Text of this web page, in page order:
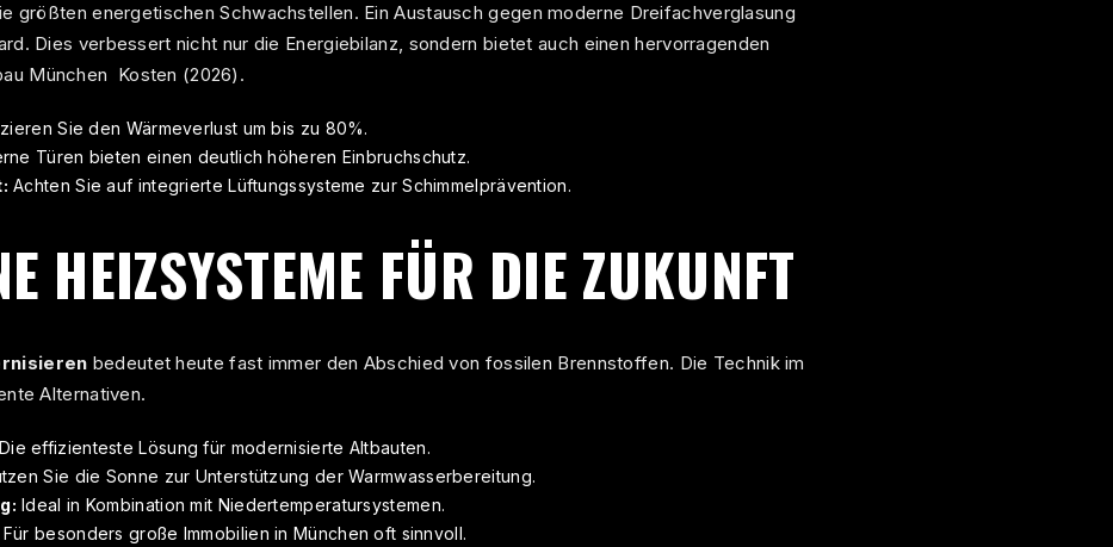
größten energetischen Schwachstellen. Ein Austausch gegen moderne Dreifachverglasung
Dies verbessert nicht nur die Energiebilanz, sondern bietet auch einen hervorragenden
München Kosten (2026) .
Sie den Wärmeverlust um bis zu 80%.
Türen bieten einen deutlich höheren Einbruchschutz.
Achten Sie auf integrierte Lüftungssysteme zur Schimmelprävention.
HEIZSYSTEME FÜR DIE ZUKUNFT
bedeutet heute fast immer den Abschied von fossilen Brennstoffen. Die Technik im
Alternativen.
Die effizienteste Lösung für modernisierte Altbauten.
Sie die Sonne zur Unterstützung der Warmwasserbereitung.
Ideal in Kombination mit Niedertemperatursystemen.
Für besonders große Immobilien in München oft sinnvoll.